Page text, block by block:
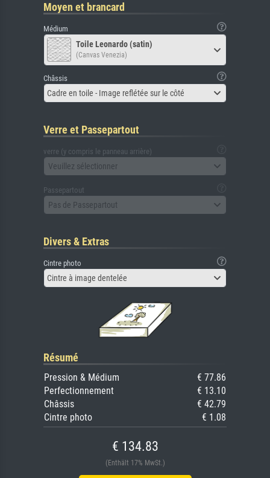
Moyen et brancard
Médium
Toile Leonardo (satin)
(Canvas Venezia)
Châssis
Cadre en toile - Image reflétée sur le côté
Verre et Passepartout
verre (y compris le panneau arrière)
Veuillez sélectionner
Passepartout
Pas de Passepartout
Divers & Extras
Cintre photo
Cintre à image dentelée
Résumé
Pression & Médium
€ 77.86
Perfectionnement
€ 13.10
Châssis
€ 42.79
Cintre photo
€ 1.08
€ 134.83
(Enthält 17% MwSt.)